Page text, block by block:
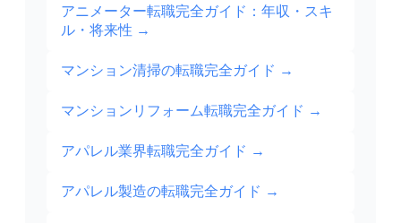
アニメーター転職完全ガイド：年収・スキ
ル・将来性 →
マンション清掃の転職完全ガイド →
マンションリフォーム転職完全ガイド →
アパレル業界転職完全ガイド →
アパレル製造の転職完全ガイド →